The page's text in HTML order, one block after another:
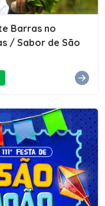
Barras no
/ Sabor de São